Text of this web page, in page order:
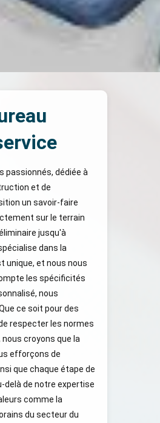
passionnés, dédiée à
et de
un savoir-faire
sur le terrain
jusqu'à
dans la
unique, et nous nous
les spécificités
nous
ce soit pour des
respecter les normes
croyons que la
efforçons de
que chaque étape de
delà de notre expertise
comme la
du secteur du